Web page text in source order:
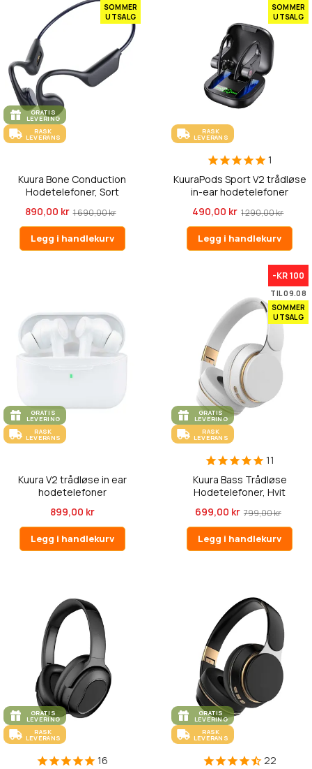
SOMMER
UTSALG
GRATIS
LEVERING
RASK
LEVERANS
Kuura Bone Conduction
Hodetelefoner, Sort
890,00 kr 1 690,00 kr
Legg i handlekurv
SOMMER
UTSALG
RASK
LEVERANS
1
KuuraPods Sport V2 trådløse
in-ear hodetelefoner
490,00 kr 1 290,00 kr
Legg i handlekurv
GRATIS
LEVERING
RASK
LEVERANS
Kuura V2 trådløse in ear
hodetelefoner
899,00 kr
Legg i handlekurv
-KR 100
TIL 09.08
SOMMER
UTSALG
GRATIS
LEVERING
RASK
LEVERANS
11
Kuura Bass Trådløse
Hodetelefoner, Hvit
699,00 kr 799,00 kr
Legg i handlekurv
GRATIS
LEVERING
RASK
LEVERANS
16
GRATIS
LEVERING
RASK
LEVERANS
22